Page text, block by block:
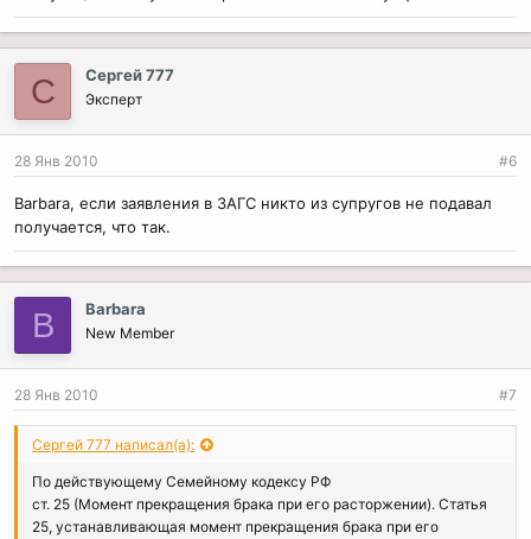
С Сергей 777
Эксперт
28 Янв 2010 #6
Barbara, если заявления в ЗАГС никто из супругов не подавал
получается, что так.
B Barbara
New Member
28 Янв 2010 #7
Сергей 777 написал(а):
По действующему Семейному кодексу РФ
ст. 25 (Момент прекращения брака при его расторжении). Статья
25, устанавливающая момент прекращения брака при его